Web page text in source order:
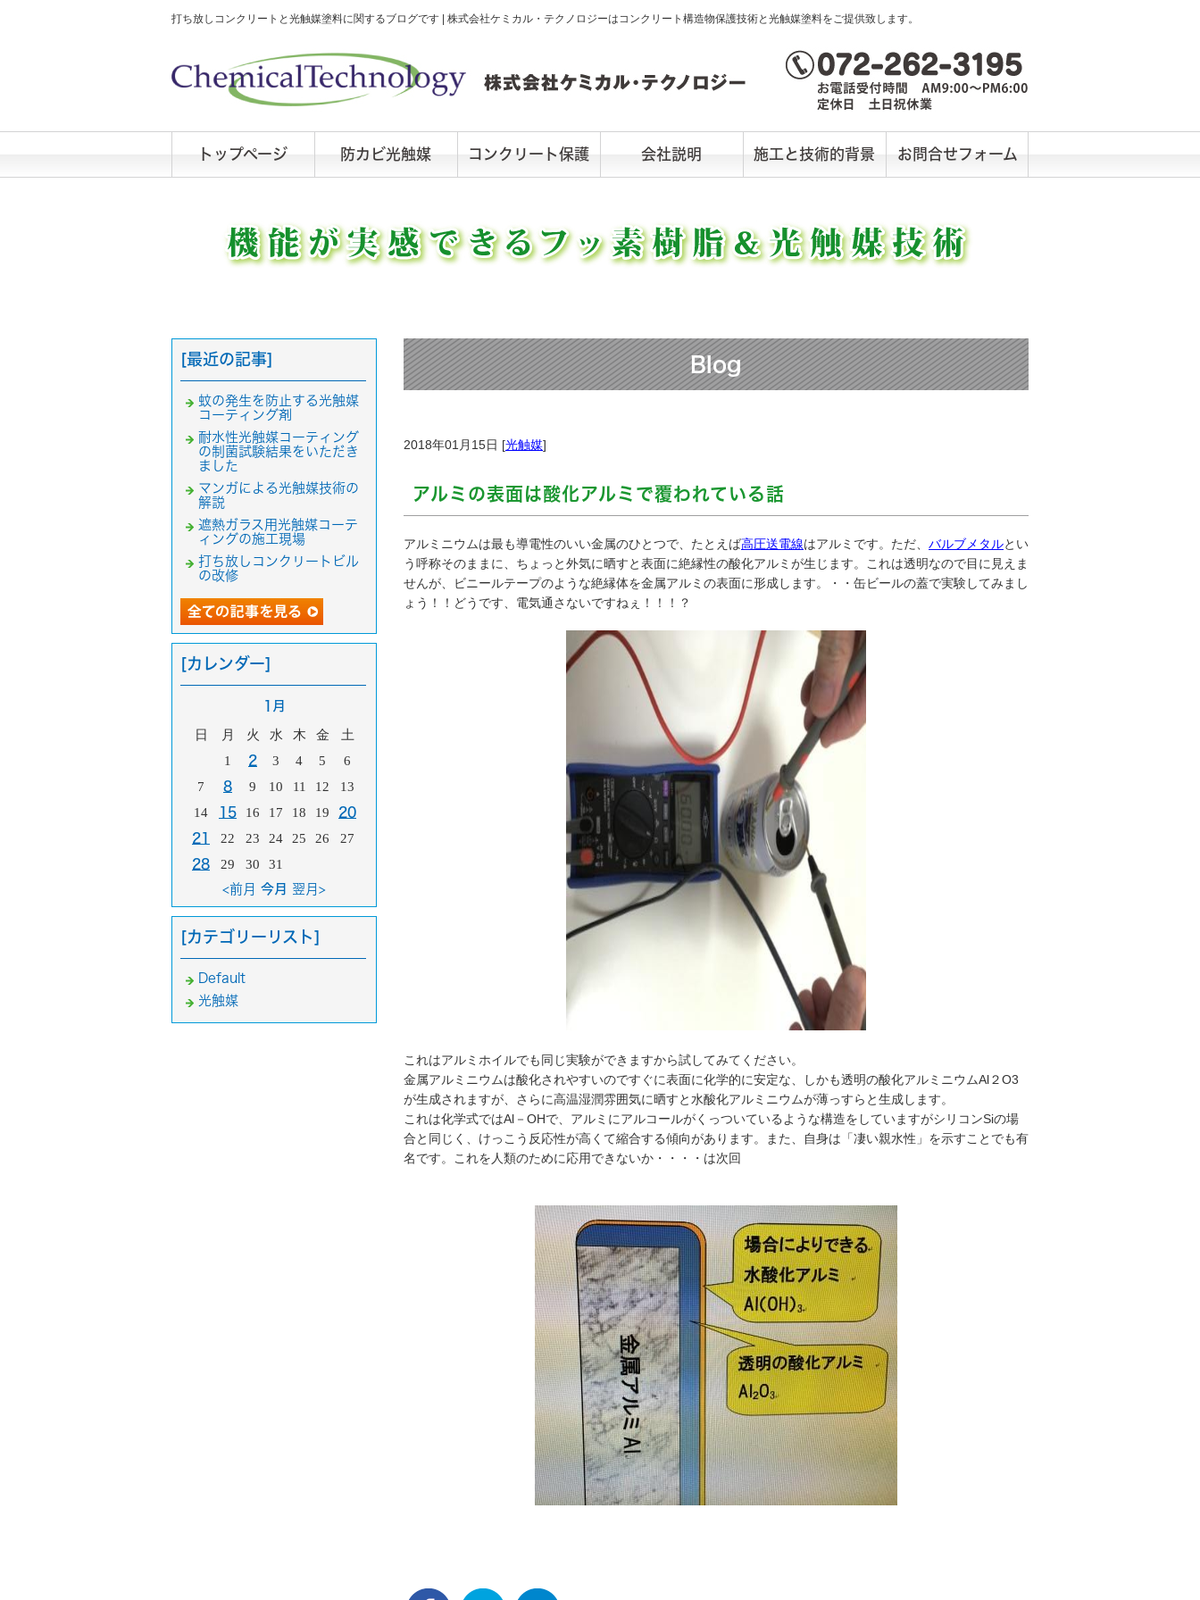
打ち放しコンクリートと光触媒塗料に関するブログです | 株式会社ケミカル・テクノロジーはコンクリート構造物保護技術と光触媒塗料をご提供致します。
トップページ 防カビ光触媒 コンクリート保護 会社説明 施工と技術的背景 お問合せフォーム
Blog
2018年01月15日 [光触媒]
アルミの表面は酸化アルミで覆われている話
アルミニウムは最も導電性のいい金属のひとつで、たとえば高圧送電線はアルミです。ただ、 バルブメタルとい
う呼称そのままに、ちょっと外気に晒すと表面に絶縁性の酸化アルミが生じます。これは透明なので目に見えま
せんが、ビニールテープのような絶縁体を金属アルミの表面に形成します。・・缶ビールの蓋で実験してみまし
ょう！！どうです、電気通さないですねぇ！！！？
これはアルミホイルでも同じ実験ができますから試してみてください。
金属アルミニウムは酸化されやすいのですぐに表面に化学的に安定な、しかも透明の酸化アルミニウムAl２O3
が生成されますが、さらに高温湿潤雰囲気に晒すと水酸化アルミニウムが薄っすらと生成します。
これは化学式ではAl－OHで、アルミにアルコールがくっついているような構造をしていますがシリコンSiの場
合と同じく、けっこう反応性が高くて縮合する傾向があります。また、自身は「凄い親水性」を示すことでも有
名です。これを人類のために応用できないか・・・・は次回
[最近の記事]
蚊の発生を防止する光触媒
コーティング剤
耐水性光触媒コーティング
の制菌試験結果をいただき
ました
マンガによる光触媒技術の
解説
遮熱ガラス用光触媒コーテ
ィングの施工現場
打ち放しコンクリートビル
の改修
[カレンダー]
1月
日 月 火 水 木 金
土
1
2 3 4 5
6
7
8 9 10 11 12
13
14
15 16 17 18 19
20
21
22 23 24 25 26 27
28 29 30 31
<前月 今月 翌月>
[カテゴリーリスト]
Default
光触媒